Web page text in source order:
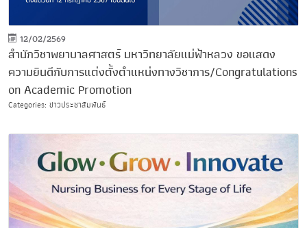
12/02/2569
สำนักวิชาพยาบาลศาสตร์ มหาวิทยาลัยแม่ฟ้าหลวง ขอแสดง
ความยินดีกับการแต่งตั้งตำแหน่งทางวิชาการ/Congratulations
on Academic Promotion
Categories: ข่าวประชาสัมพันธ์